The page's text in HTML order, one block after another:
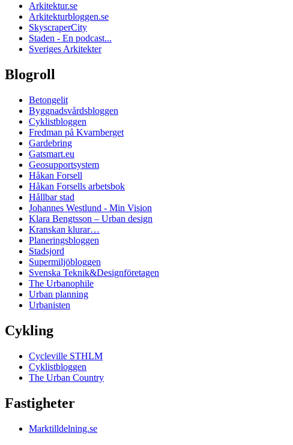
Arkitektur.se
Arkitekturbloggen.se
SkyscraperCity
Staden - En podcast...
Sveriges Arkitekter
Blogroll
Betongelit
Byggnadsvårdsbloggen
Cyklistbloggen
Fredman på Kvarnberget
Gardebring
Gatsmart.eu
Geosupportsystem
Håkan Forsell
Håkan Forsells arbetsbok
Hållbar stad
Johannes Westlund - Min Vision
Klara Bengtsson – Urban design
Kranskan klurar…
Planeringsbloggen
Stadsjord
Supermiljöbloggen
Svenska Teknik&Designföretagen
The Urbanophile
Urban planning
Urbanisten
Cykling
Cycleville STHLM
Cyklistbloggen
The Urban Country
Fastigheter
Marktilldelning.se